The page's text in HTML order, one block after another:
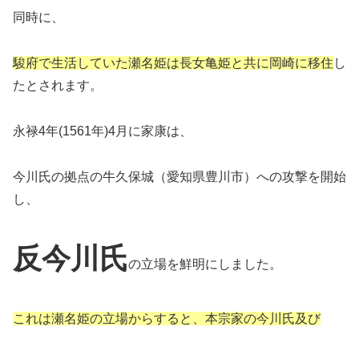
同時に、
駿府で生活していた瀬名姫は長女亀姫と共に岡崎に移住 し
たとされます。
永禄4年(1561年)4月に家康は、
今川氏の拠点の牛久保城（愛知県豊川市）への攻撃を開始
し、
反今川氏の立場を鮮明にしました。
これは瀬名姫の立場からすると、本宗家の今川氏及び